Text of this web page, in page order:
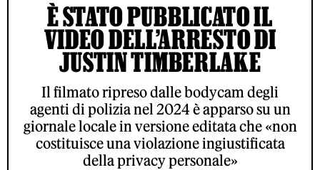
È STATO PUBBLICATO IL
VIDEO DELL’ARRESTO DI
JUSTIN TIMBERLAKE
Il filmato ripreso dalle bodycam degli
agenti di polizia nel 2024 è apparso su un
giornale locale in versione editata che «non
costituisce una violazione ingiustificata
della privacy personale»